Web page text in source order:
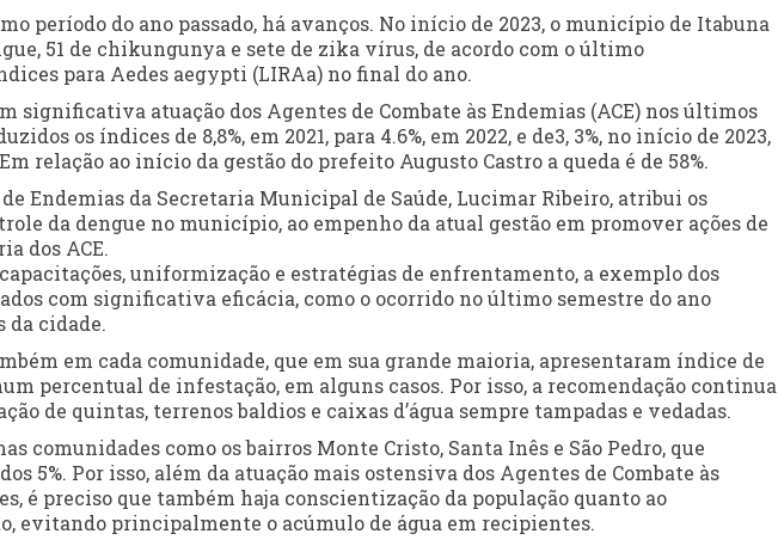
período do ano passado, há avanços. No início de 2023, o município de Itabuna
51 de chikungunya e sete de zika vírus, de acordo com o último
para Aedes aegypti (LIRAa) no final do ano.
significativa atuação dos Agentes de Combate às Endemias (ACE) nos últimos
os índices de 8,8%, em 2021, para 4.6%, em 2022, e de3, 3%, no início de 2023,
relação ao início da gestão do prefeito Augusto Castro a queda é de 58%.
Endemias da Secretaria Municipal de Saúde, Lucimar Ribeiro, atribui os
da dengue no município, ao empenho da atual gestão em promover ações de
dos ACE.
uniformização e estratégias de enfrentamento, a exemplo dos
com significativa eficácia, como o ocorrido no último semestre do ano
da cidade.
em cada comunidade, que em sua grande maioria, apresentaram índice de
percentual de infestação, em alguns casos. Por isso, a recomendação continua
de quintas, terrenos baldios e caixas d’água sempre tampadas e vedadas.
comunidades como os bairros Monte Cristo, Santa Inês e São Pedro, que
5%. Por isso, além da atuação mais ostensiva dos Agentes de Combate às
é preciso que também haja conscientização da população quanto ao
evitando principalmente o acúmulo de água em recipientes.